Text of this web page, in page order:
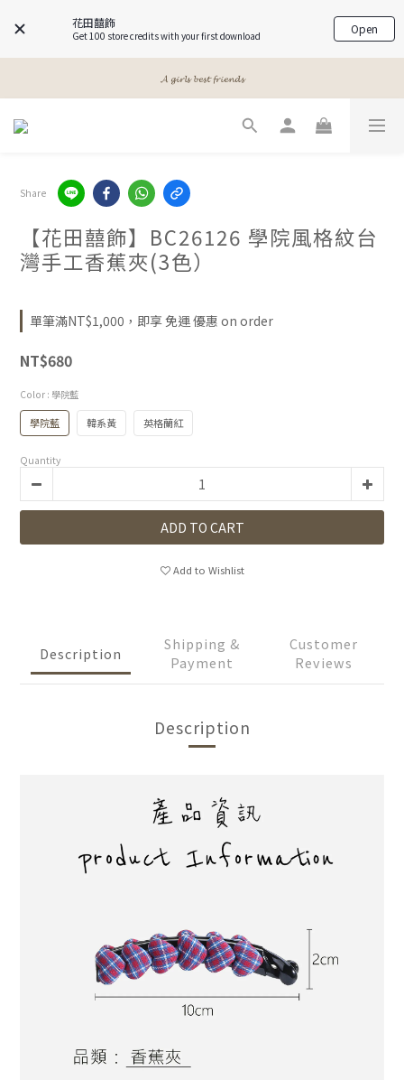
花田囍飾
Get 100 store credits with your first download Open
𝓐 𝓰𝓲𝓻𝓵𝓼 𝓫𝓮𝓼𝓽 𝓯𝓻𝓲𝓮𝓷𝓭𝓼
𝓐 𝓰𝓲𝓻𝓵𝓼 𝓫𝓮𝓼𝓽 𝓯𝓻𝓲𝓮𝓷𝓭𝓼
𝙈𝙚𝙚𝙩 𝙔𝙤𝙪𝙧 𝘽𝙚𝙖𝙪𝙩𝙮
Share
【花田囍飾】BC26126 學院風格紋台
灣手工香蕉夾(3色）
單筆滿NT$1,000，即享 免運 優惠 on order
NT$680
Color : 學院藍
學院藍 韓系黃 英格蘭紅
Quantity
ADD TO CART
Add to Wishlist
Description
Shipping &
Payment
Customer
Reviews
Description